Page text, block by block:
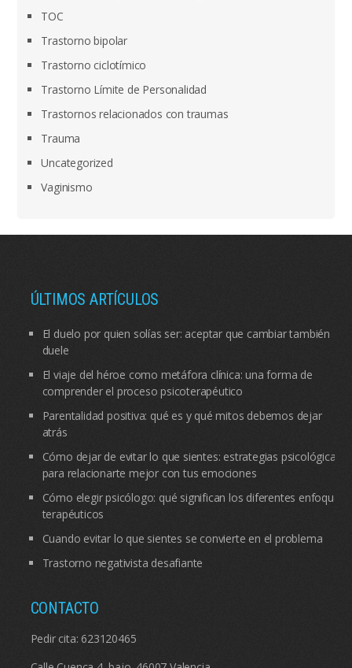
TOC
Trastorno bipolar
Trastorno ciclotímico
Trastorno Límite de Personalidad
Trastornos relacionados con traumas
Trauma
Uncategorized
Vaginismo
ÚLTIMOS ARTÍCULOS
El duelo por quien solías ser: aceptar que cambiar también
duele
El viaje del héroe como metáfora clínica: una forma de
comprender el proceso psicoterapéutico
Parentalidad positiva: qué es y qué mitos debemos dejar
atrás
Cómo dejar de evitar lo que sientes: estrategias psicológicas
para relacionarte mejor con tus emociones
Cómo elegir psicólogo: qué significan los diferentes enfoques
terapéuticos
Cuando evitar lo que sientes se convierte en el problema
Trastorno negativista desafiante
CONTACTO
Pedir cita: 623120465